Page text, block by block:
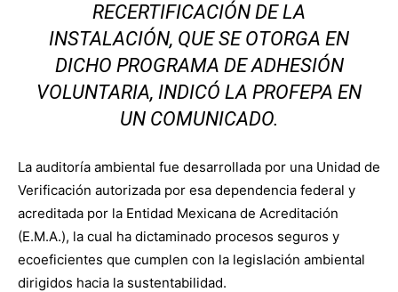
RECERTIFICACIÓN DE LA
INSTALACIÓN, QUE SE OTORGA EN
DICHO PROGRAMA DE ADHESIÓN
VOLUNTARIA, INDICÓ LA PROFEPA EN
UN COMUNICADO.
La auditoría ambiental fue desarrollada por una Unidad de
Verificación autorizada por esa dependencia federal y
acreditada por la Entidad Mexicana de Acreditación
(E.M.A.), la cual ha dictaminado procesos seguros y
ecoeficientes que cumplen con la legislación ambiental
dirigidos hacia la sustentabilidad.